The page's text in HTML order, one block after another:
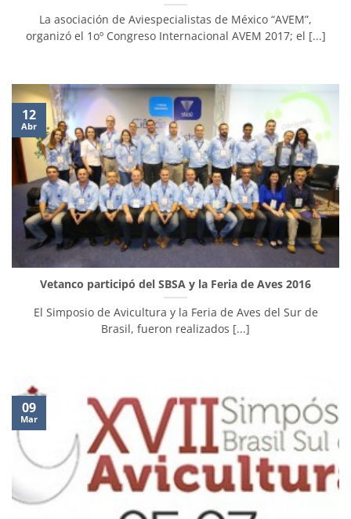
La asociación de Aviespecialistas de México “AVEM”,
organizó el 1oº Congreso Internacional AVEM 2017; el [...]
Vetanco participó del SBSA y la Feria de Aves 2016
El Simposio de Avicultura y la Feria de Aves del Sur de
Brasil, fueron realizados [...]
12
Abr
09
Mar